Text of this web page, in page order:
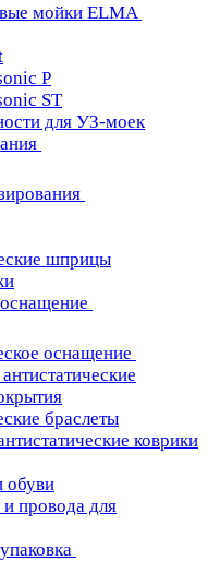
мойки ELMA
P
ST
для УЗ-моек
шприцы
оснащение
браслеты
коврики
обуви
провода для